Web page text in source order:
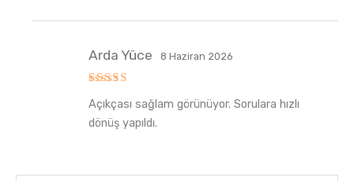
üzerinden
5oy aldı
Arda Yüce 8 Haziran 2026
Açıkçası sağlam görünüyor. Sorulara hızlı
dönüş yapıldı.